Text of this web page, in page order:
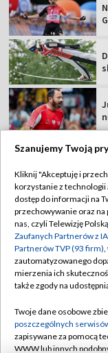
Szanujemy Twoją
Kliknij "Akceptuję i
korzystanie z technologii
dostęp do informacji na
przechowywanie oraz
nas, czyli Telewizję
Zaufanych Partnerów z
Partnerów TVP (93 firm),
zautomatyzowanego
mierzenia ich
także zgody na
Twoje dane osobowe
poszczególnych
zapisywane za pomocą
WWW lub innych